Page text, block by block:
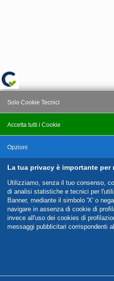
La tua privacy è importante per
Utilizziamo, senza il tuo consenso,
di analisi statistiche e tecnici per
Banner, mediante il simbolo 'X' o
navigare in assenza di cookie di
invece all'uso dei cookies di
messaggi pubblicitari corrispondenti
Accetta tutti i Cookie
Solo Cookie Tecnici
Salva
Opzioni
Nascondi Opzioni